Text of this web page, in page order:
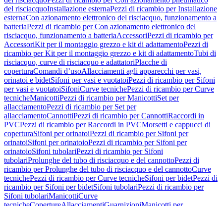
del risciacquoInstallazione esternaPezzi di ricambio per Installazione
esternaCon azionamento elettronico del risciacquo, funzionamento a
batteriaPezzi di ricambio per Con azionamento elettronico del
risciacquo, funzionamento a batteriaAccessoriPezzi di ricambio per
AccessoriKit per il montaggio grezzo e kit di adattamentoPezzi di
ricambio per Kit per il montaggio grezzo e kit di adattamentoTubi di
risciacquo, curve di risciacquo e adattatoriPlacche di
coperturaComandi d’usoAllacciamenti agli apparecchi per vasi,
orinatoi e bidetSifoni per vasi e vuotatoiPezzi di ricambio per Sifoni
per vasi e vuotatoiSifoniCurve tecnichePezzi di ricambio per Curve
tecnicheManicottiPezzi di ricambio per ManicottiSet per
allacciamentoPezzi di ricambio per Set per
allacciamentoCannottiPezzi di ricambio per CannottiRaccordi in
PVCPezzi di ricambio per Raccordi in PVCMorsetti e cappucci di
coperturaSifoni per orinatoiPezzi di ricambio per Sifoni per
orinatoiSifoni per orinatoioPezzi di ricambio per Sifoni per
orinatoioSifoni tubolariPezzi di ricambio per Sifoni
tubolariProlunghe del tubo di risciacquo e del cannottoPezzi di
ricambio per Prolunghe del tubo di risciacquo e del cannottoCurve
tecnichePezzi di ricambio per Curve tecnicheSifoni per bidetPezzi di
ricambio per Sifoni per bidetSifoni tubolariPezzi di ricambio per
Sifoni tubolariManicottiCurve